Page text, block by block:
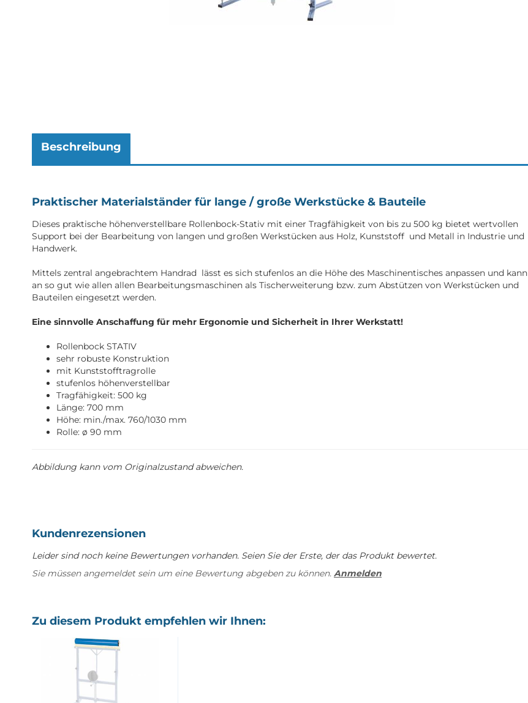
Beschreibung
Praktischer Materialständer für lange / große Werkstücke & Bauteile
Dieses praktische höhenverstellbare Rollenbock-Stativ mit einer Tragfähigkeit von bis zu 500 kg bietet wertvollen
Support bei der Bearbeitung von langen und großen Werkstücken aus Holz, Kunststoff und Metall in Industrie und
Handwerk.
Mittels zentral angebrachtem Handrad lässt es sich stufenlos an die Höhe des Maschinentisches anpassen und kann
an so gut wie allen allen Bearbeitungsmaschinen als Tischerweiterung bzw. zum Abstützen von Werkstücken und
Bauteilen eingesetzt werden.
Eine sinnvolle Anschaffung für mehr Ergonomie und Sicherheit in Ihrer Werkstatt!
Rollenbock STATIV
sehr robuste Konstruktion
mit Kunststofftragrolle
stufenlos höhenverstellbar
Tragfähigkeit: 500 kg
Länge: 700 mm
Höhe: min./max. 760/1030 mm
Rolle: ø 90 mm
Abbildung kann vom Originalzustand abweichen.
Kundenrezensionen
Leider sind noch keine Bewertungen vorhanden. Seien Sie der Erste, der das Produkt bewertet.
Sie müssen angemeldet sein um eine Bewertung abgeben zu können. Anmelden
Zu diesem Produkt empfehlen wir Ihnen: